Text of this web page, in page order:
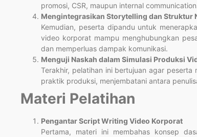
promosi, CSR, maupun internal
Mengintegrasikan Storytelling dan Struktur
Kemudian, peserta dipandu untuk
video korporat mampu menghubungkan
dan memperluas dampak komunikasi.
Menguji Naskah dalam Simulasi Produksi
Terakhir, pelatihan ini bertujuan agar
praktik produksi, menjembatani antara
Materi Pelatihan
Pengantar Script Writing Video Korporat
Pertama, materi ini membahas konsep